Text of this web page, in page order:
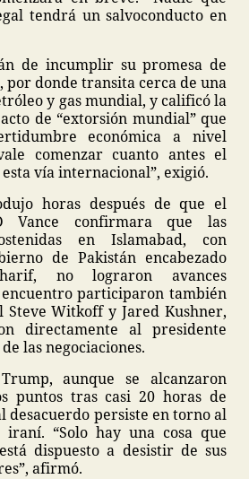
tendrá un salvoconducto en
de incumplir su promesa de
donde transita cerca de una
y gas mundial, y calificó la
de “extorsión mundial” que
económica a nivel
comenzar cuanto antes el
vía internacional”, exigió.
horas después de que el
Vance confirmara que las
en Islamabad, con
de Pakistán encabezado
no lograron avances
encuentro participaron también
Steve Witkoff y Jared Kushner,
directamente al presidente
las negociaciones.
aunque se alcanzaron
puntos tras casi 20 horas de
desacuerdo persiste en torno al
“Solo hay una cosa que
dispuesto a desistir de sus
afirmó.